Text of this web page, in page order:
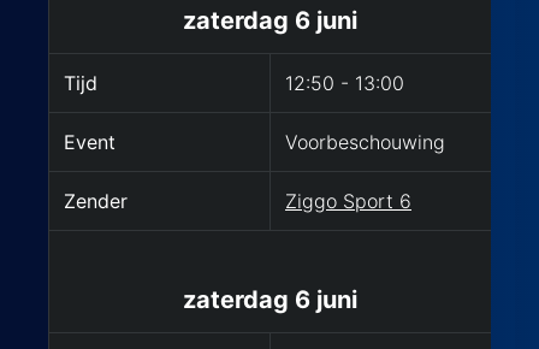
zaterdag 6 juni
Tijd 12:50 - 13:00
Event Voorbeschouwing
Zender Ziggo Sport 6
zaterdag 6 juni